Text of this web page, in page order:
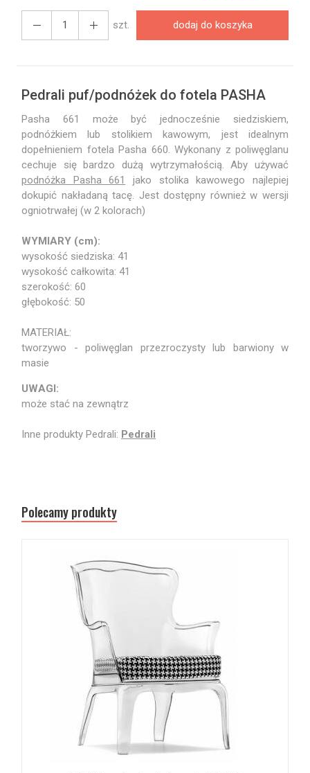
szt. dodaj do koszyka
Pedrali puf/podnóżek do fotela PASHA
Pasha 661 może być jednocześnie siedziskiem,
podnóżkiem lub stolikiem kawowym, jest idealnym
dopełnieniem fotela Pasha 660. Wykonany z poliwęglanu
cechuje się bardzo dużą wytrzymałością. Aby używać
podnóżka Pasha 661
jako stolika kawowego najlepiej
dokupić nakładaną tacę. Jest dostępny również w wersji
ogniotrwałej (w 2 kolorach)
WYMIARY (cm):
wysokość siedziska: 41
wysokość całkowita: 41
szerokość: 60
głębokość: 50
MATERIAŁ:
tworzywo - poliwęglan przezroczysty lub barwiony w
masie
UWAGI:
może stać na zewnątrz
Inne produkty Pedrali: Pedrali
Polecamy produkty